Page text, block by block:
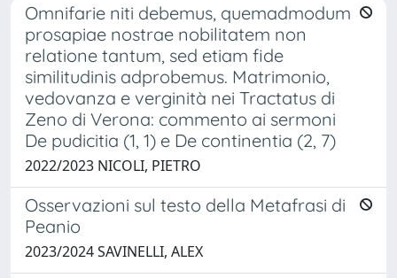
Omnifarie niti debemus, quemadmodum
prosapiae nostrae nobilitatem non
relatione tantum, sed etiam fide
similitudinis adprobemus. Matrimonio,
vedovanza e verginità nei Tractatus di
Zeno di Verona: commento ai sermoni
De pudicitia (1, 1) e De continentia (2, 7)
2022/2023 NICOLI, PIETRO
Osservazioni sul testo della Metafrasi di
Peanio
2023/2024 SAVINELLI, ALEX